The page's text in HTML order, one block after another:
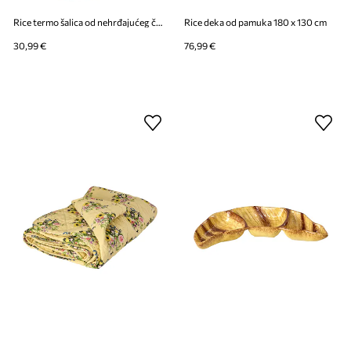
Rice termo šalica od nehrđajućeg čelika 550 ml
30,99 €
Rice deka od pamuka 180 x 130 cm
76,99 €